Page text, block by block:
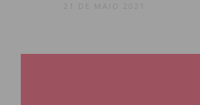
21 DE MAIO 2021